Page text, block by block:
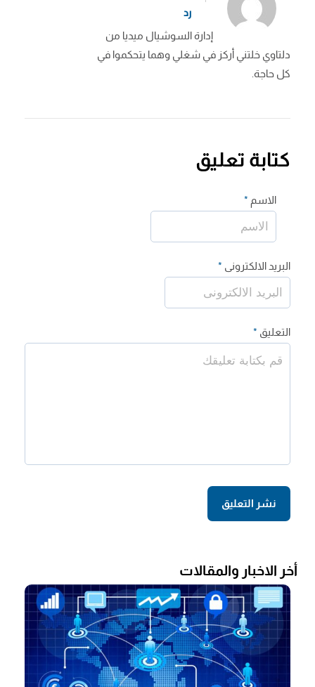
رد
إدارة السوشيال ميديا من
دلتاوي خلتني أركز في شغلي وهما يتحكموا في
كل حاجة.
كتابة تعليق
الاسم *
البريد الالكترونى *
التعليق *
أخر الاخبار والمقالات